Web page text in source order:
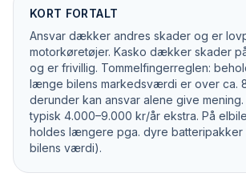
KORT FORTALT
Ansvar dækker andres skader og er
motorkøretøjer. Kasko dækker skader
og er frivillig. Tommelfingerreglen:
længe bilens markedsværdi er over ca.
derunder kan ansvar alene give
typisk 4.000–9.000 kr/år ekstra. På
holdes længere pga. dyre batteripakker
bilens værdi).